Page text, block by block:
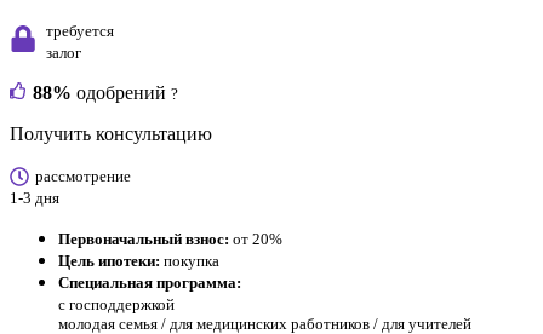
требуется
залог
88% одобрений ?
Получить консультацию
рассмотрение
1-3 дня
Первоначальный взнос: от 20%
Цель ипотеки: покупка
Специальная программа:
с господдержкой
молодая семья / для медицинских работников / для учителей